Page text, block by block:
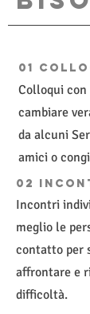
01
Colloqui
cambiare
da alcuni
amici o
02
Incontri
meglio le
contatto per
affrontare e
difficoltà.